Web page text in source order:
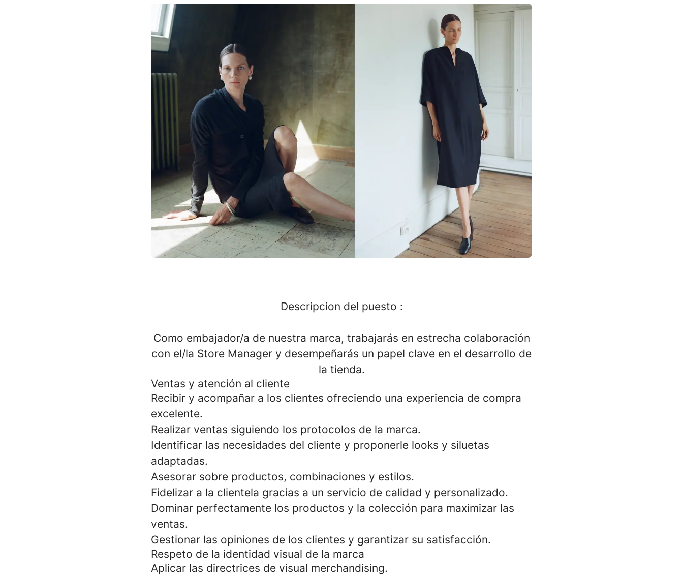
Descripcion del puesto :
Como embajador/a de nuestra marca, trabajarás en estrecha colaboración
con el/la Store Manager y desempeñarás un papel clave en el desarrollo de
la tienda.
Ventas y atención al cliente
Recibir y acompañar a los clientes ofreciendo una experiencia de compra
excelente.
Realizar ventas siguiendo los protocolos de la marca.
Identificar las necesidades del cliente y proponerle looks y siluetas
adaptadas.
Asesorar sobre productos, combinaciones y estilos.
Fidelizar a la clientela gracias a un servicio de calidad y personalizado.
Dominar perfectamente los productos y la colección para maximizar las
ventas.
Gestionar las opiniones de los clientes y garantizar su satisfacción.
Respeto de la identidad visual de la marca
Aplicar las directrices de visual merchandising.